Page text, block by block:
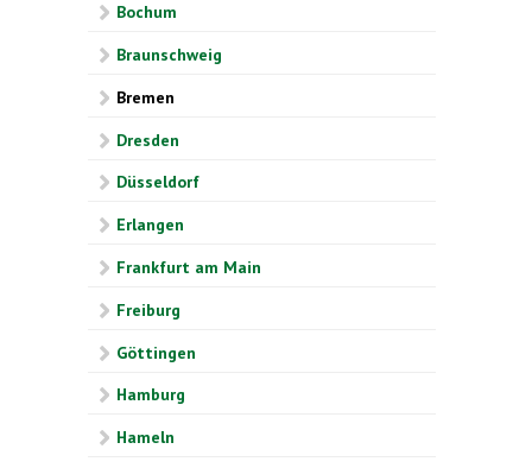
Bochum
Braunschweig
Bremen
Dresden
Düsseldorf
Erlangen
Frankfurt am Main
Freiburg
Göttingen
Hamburg
Hameln